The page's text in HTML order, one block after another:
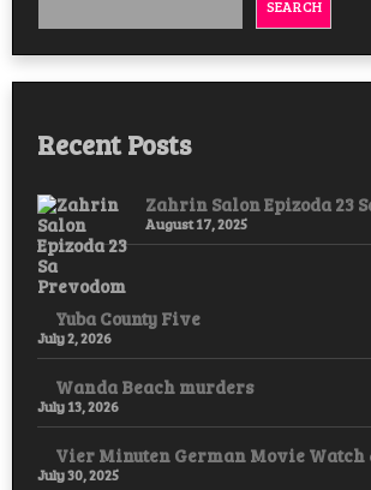
SEARCH
Recent Posts
Zahrin Salon Epizoda 23
August 17, 2025
Yuba County Five
July 2, 2026
Wanda Beach murders
July 13, 2026
Vier Minuten German Movie Watch
July 30, 2025